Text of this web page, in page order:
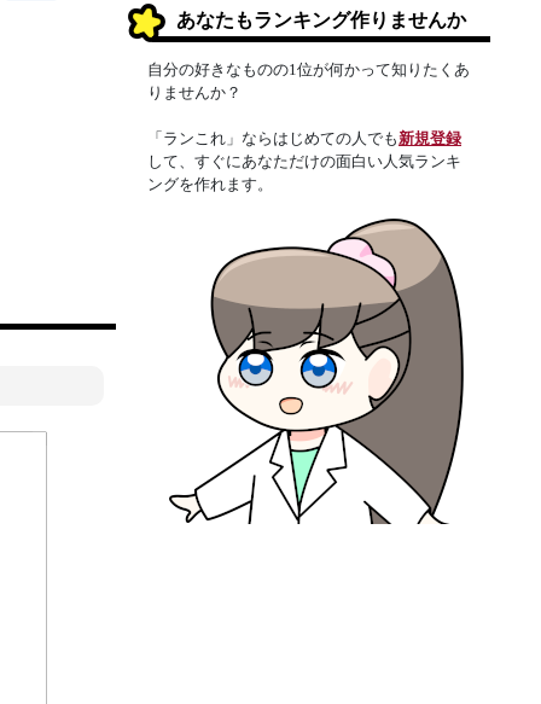
あなたもランキング作りませんか
自分の好きなものの1位が何かって知りたくあ
りませんか？
「ランこれ」ならはじめての人でも新規登録
して、すぐにあなただけの面白い人気ランキ
ングを作れます。